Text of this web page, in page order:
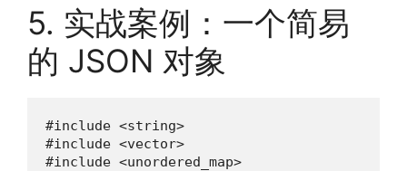
5. 实战案例：一个简易
的 JSON 对象
#include <string>
#include <vector>
#include <unordered_map>